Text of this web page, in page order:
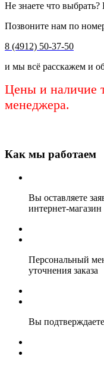
Не знаете что
Позвоните нам по
8 (4912) 50-37-50
и мы всё расскажем и
Цены и наличие
менеджера.
Как мы работаем
Вы оставляете
интернет-магазин
Персональный
уточнения заказа
Вы подтверждаете